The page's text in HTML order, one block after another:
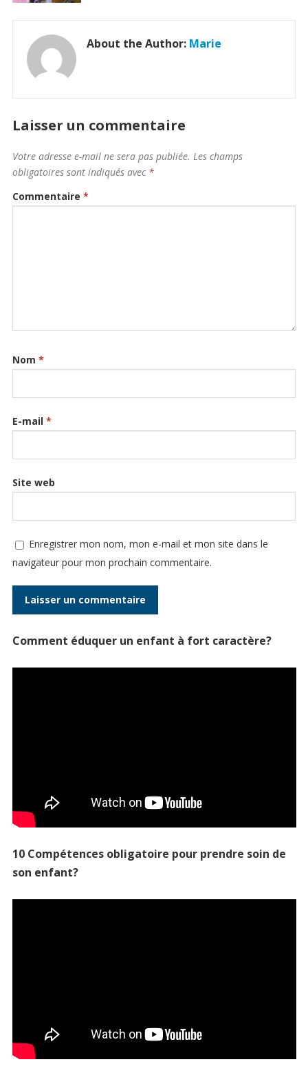
About the Author: Marie
Laisser un commentaire
Votre adresse e-mail ne sera pas publiée. Les champs
obligatoires sont indiqués avec *
Commentaire *
Nom *
E-mail *
Site web
Enregistrer mon nom, mon e-mail et mon site dans le
navigateur pour mon prochain commentaire.
Comment éduquer un enfant à fort caractère?
10 Compétences obligatoire pour prendre soin de
son enfant?